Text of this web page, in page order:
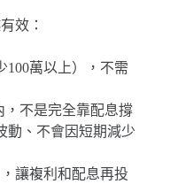
效：
100萬以上），不需
，不是完全靠配息撐
動、不會因短期減少
讓複利和配息再投